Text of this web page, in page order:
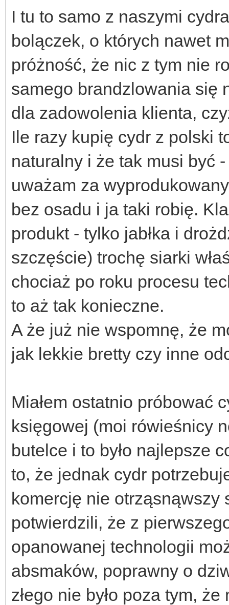
I tu to samo z naszymi
bolączek, o których nawet
próżność, że nic z tym nie
samego brandzlowania się
dla zadowolenia klienta,
Ile razy kupię cydr z polski
naturalny i że tak musi być
uważam za
bez osadu i ja taki robię.
produkt - tylko jabłka i
szczęście) trochę siarki
chociaż po roku procesu
to aż tak konieczne.
A że już nie wspomnę, że
jak lekkie bretty czy inne
Miałem ostatnio próbować
księgowej (moi rówieśnicy
butelce i to było najlepsze
to, że jednak cydr
komercję nie otrząsnąwszy
potwierdzili, że z
opanowanej technologii
absmaków, poprawny o
złego nie było poza tym,